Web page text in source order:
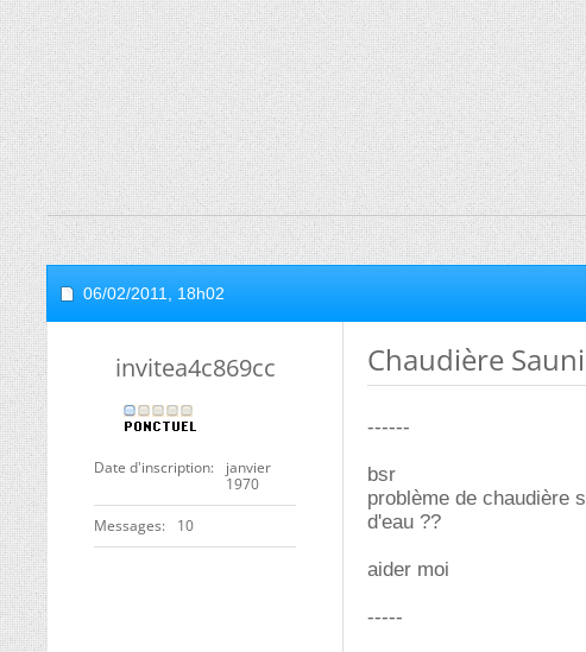
06/02/2011, 18h02
invitea4c869cc
Date d'inscription
janvier
1970
Messages 10
Chaudière
------
bsr
problème de chaudière
d'eau ??
aider moi
-----